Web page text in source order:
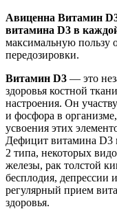
Авиценна Витамин
витамина D3 в
максимальную пользу
передозировки.
Витамин D3 — это
здоровья костной
настроения. Он
и фосфора в
усвоения этих
Дефицит витамина D3
2 типа, некоторых
железы, рак толстой
бесплодия, депрессии
регулярный прием
здоровья.